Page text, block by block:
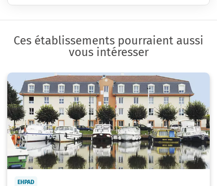
Ces établissements pourraient aussi
vous intéresser
EHPAD